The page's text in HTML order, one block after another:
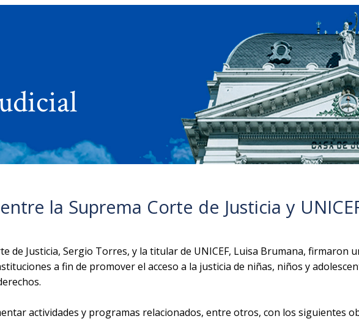
la Suprema Corte de Justicia y
de Justicia, Sergio Torres, y la titular de UNICEF, Luisa Brumana, firmaron
a fin de promover el acceso a la justicia de niñas, niños y
actividades y programas relacionados, entre otros, con los siguientes